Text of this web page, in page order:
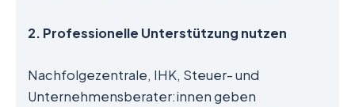
2. Professionelle Unterstützung nutzen
Nachfolgezentrale, IHK, Steuer- und
Unternehmensberater:innen geben